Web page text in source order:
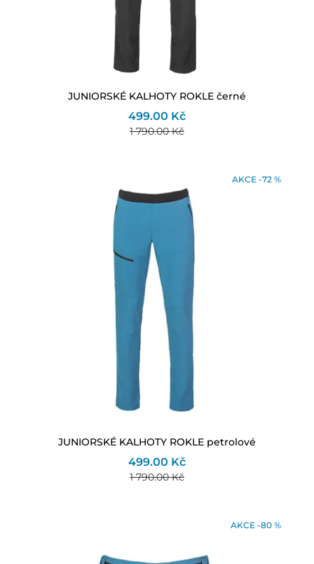
JUNIORSKÉ KALHOTY ROKLE černé
499.00 Kč
1 790.00 Kč
AKCE -72 %
JUNIORSKÉ KALHOTY ROKLE petrolové
499.00 Kč
1 790.00 Kč
AKCE -80 %